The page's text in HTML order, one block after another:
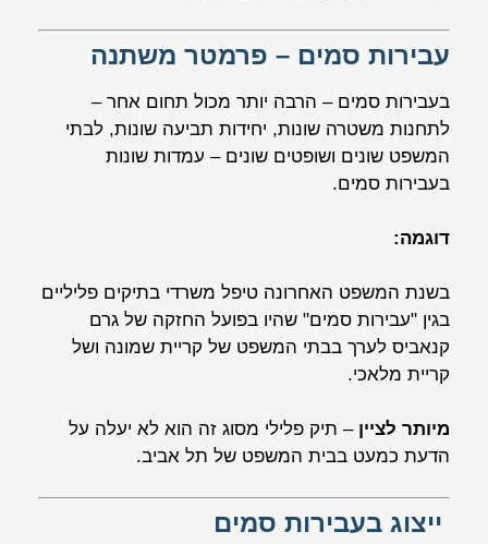
עבירות סמים – פרמטר משתנה
בעבירות סמים – הרבה יותר מכול תחום אחר –
לתחנות משטרה שונות, יחידות תביעה שונות, לבתי
המשפט שונים ושופטים שונים – עמדות שונות
בעבירות סמים.
דוגמה:
בשנת המשפט האחרונה טיפל משרדי בתיקים פליליים
בגין "עבירות סמים" שהיו בפועל החזקה של גרם
קנאביס לערך בבתי המשפט של קריית שמונה ושל
קריית מלאכי.
מיותר לציין – תיק פלילי מסוג זה הוא לא יעלה על
הדעת כמעט בבית המשפט של תל אביב.
ייצוג בעבירות סמים